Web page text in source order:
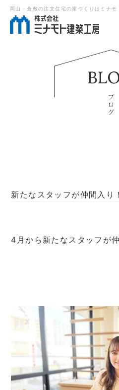
岡山・倉敷の注文住宅の家づくりはミナモ
新たなスタッフが仲間入り！
4月から新たなスタッフが